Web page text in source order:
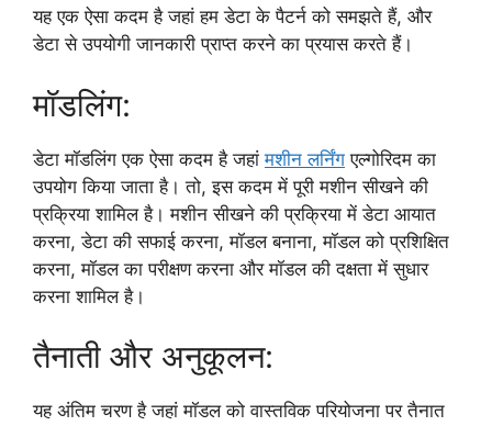
यह एक ऐसा कदम है जहां हम डेटा के पैटर्न को समझते हैं, और
डेटा से उपयोगी जानकारी प्राप्त करने का प्रयास करते हैं।
मॉडलिंग:
डेटा मॉडलिंग एक ऐसा कदम है जहांमशीन लर्निंग एल्गोरिदम का
उपयोग किया जाता है। तो, इस कदम में पूरी मशीन सीखने की
प्रक्रिया शामिल है। मशीन सीखने की प्रक्रिया में डेटा आयात
करना, डेटा की सफाई करना, मॉडल बनाना, मॉडल को प्रशिक्षित
करना, मॉडल का परीक्षण करना और मॉडल की दक्षता में सुधार
करना शामिल है।
तैनाती और अनुकूलन:
यह अंतिम चरण है जहां मॉडल को वास्तविक परियोजना पर तैनात